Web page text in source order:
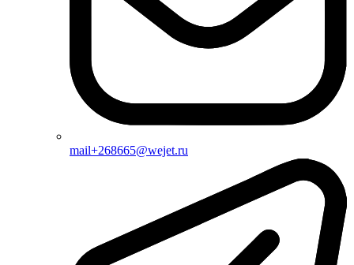
mail+268665@wejet.ru